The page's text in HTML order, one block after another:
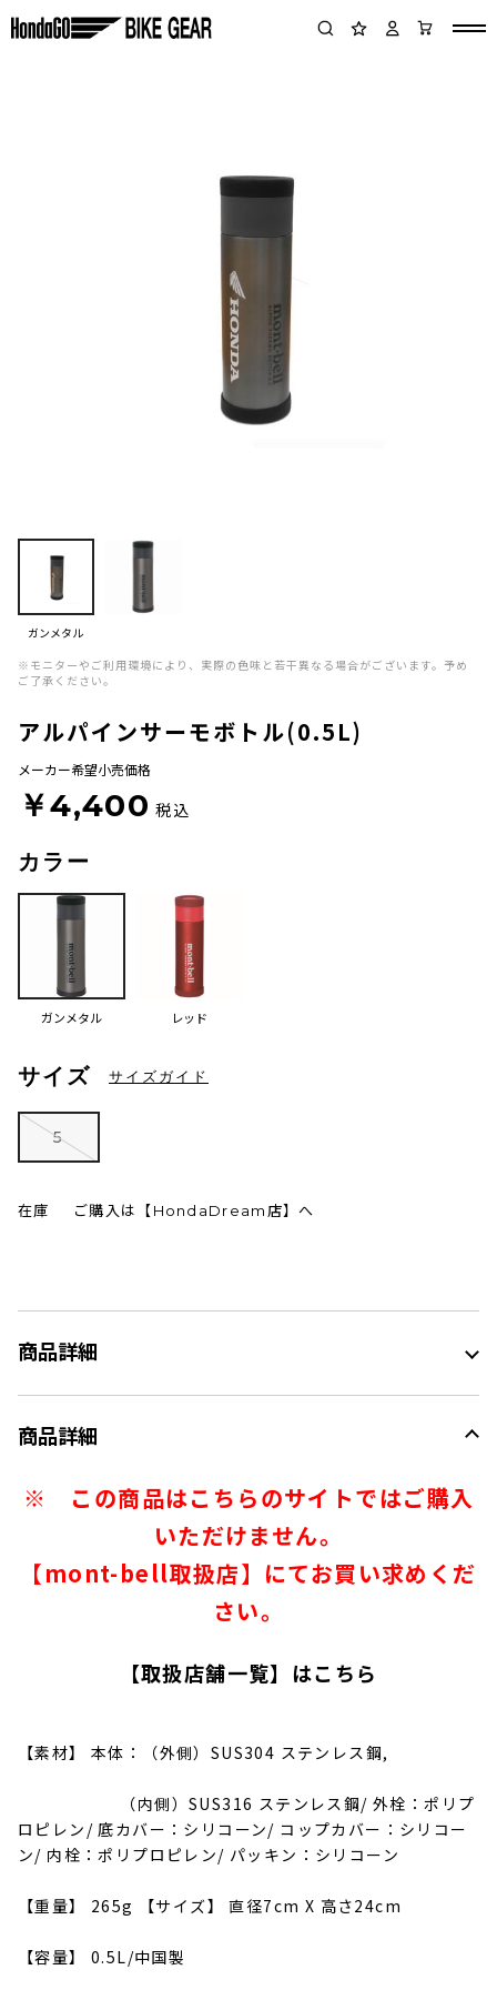
ガンメタル
※モニターやご利用環境により、実際の色味と若干異なる場合がございます。予め
ご了承ください。
アルパインサーモボトル(0.5L)
メーカー希望小売価格
￥4,400 税込
カラー
ガンメタル レッド
サイズ サイズガイド
5
在庫 ご購入は【HondaDream店】へ
商品詳細
商品詳細
※ この商品はこちらのサイトではご購入
いただけません。
【mont-bell取扱店】にてお買い求めくだ
さい。
【取扱店舗一覧】 はこちら
【素材】 本体：（外側）SUS304 ステンレス鋼,
（内側）SUS316 ステンレス鋼/ 外栓：ポリプ
ロピレン/ 底カバー：シリコーン/ コップカバー：シリコー
ン/ 内栓：ポリプロピレン/ パッキン：シリコーン
【重量】 265g 【サイズ】 直径7cm X 高さ24cm
【容量】 0.5L/中国製